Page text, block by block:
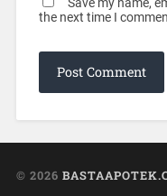
the next time I
© 2026